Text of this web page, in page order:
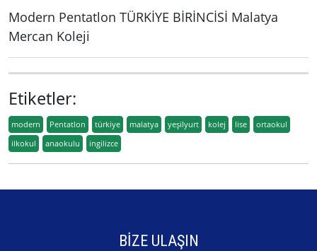
Modern Pentatlon TÜRKİYE BİRİNCİSİ Malatya
Mercan Koleji
Etiketler:
modern Pentatlon türkiye malatya yeşilyurt kolej lise
ortaokul
ilkokul
anaokulu ingilizce
BİZE ULAŞIN